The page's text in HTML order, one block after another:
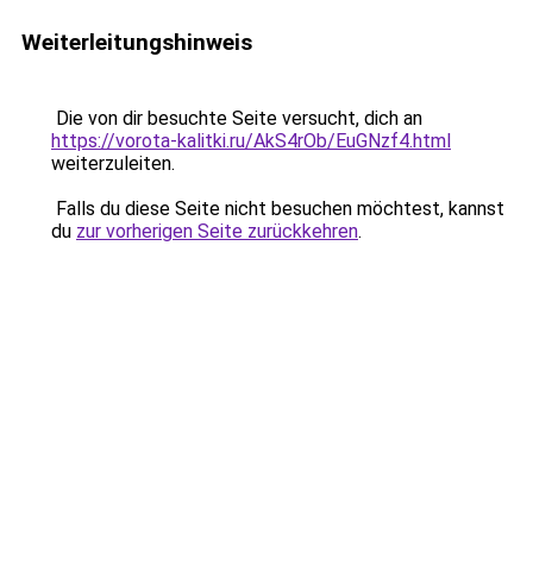
Weiterleitungshinweis
Die von dir besuchte Seite versucht, dich an
https://vorota-kalitki.ru/AkS4rOb/EuGNzf4.html
weiterzuleiten.
Falls du diese Seite nicht besuchen möchtest, kannst
du zur vorherigen Seite zurückkehren.